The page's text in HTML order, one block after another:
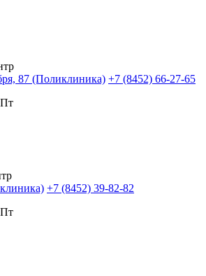
87 (Поликлиника) +7 (8452) 66-27-65
+7 (8452) 39-82-82